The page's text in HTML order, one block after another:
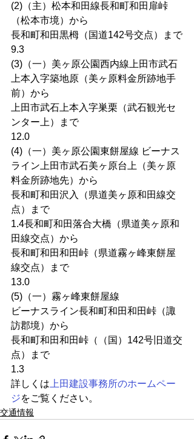
(2)（主）松本和田線長和町和田扉峠
（松本市境）から
長和町和田黒栂（国道142号交点）まで
9.3
(3)（一）美ヶ原公園西内線上田市武石
上本入字築地原（美ヶ原料金所跡地手
前）から
上田市武石上本入字巣栗（武石観光セ
ンター上）まで
12.0
(4)（一）美ヶ原公園東餅屋線 ビーナス
ライン上田市武石美ヶ原台上（美ヶ原
料金所跡地先）から
長和町和田沢入（県道美ヶ原和田線交
点）まで
1.4長和町和田落合大橋（県道美ヶ原和
田線交点）から
長和町和田和田峠（県道霧ヶ峰東餅屋
線交点）まで
13.0
(5)（一）霧ヶ峰東餅屋線
ビーナスライン長和町和田和田峠（諏
訪郡境）から
長和町和田和田峠（（国）142号旧道交
点）まで
1.3
詳しくは 上田建設事務所のホームペー
ジをご覧ください。
交通情報